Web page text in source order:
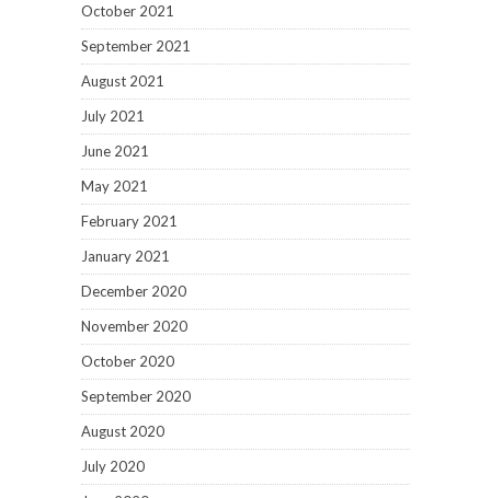
October 2021
September 2021
August 2021
July 2021
June 2021
May 2021
February 2021
January 2021
December 2020
November 2020
October 2020
September 2020
August 2020
July 2020